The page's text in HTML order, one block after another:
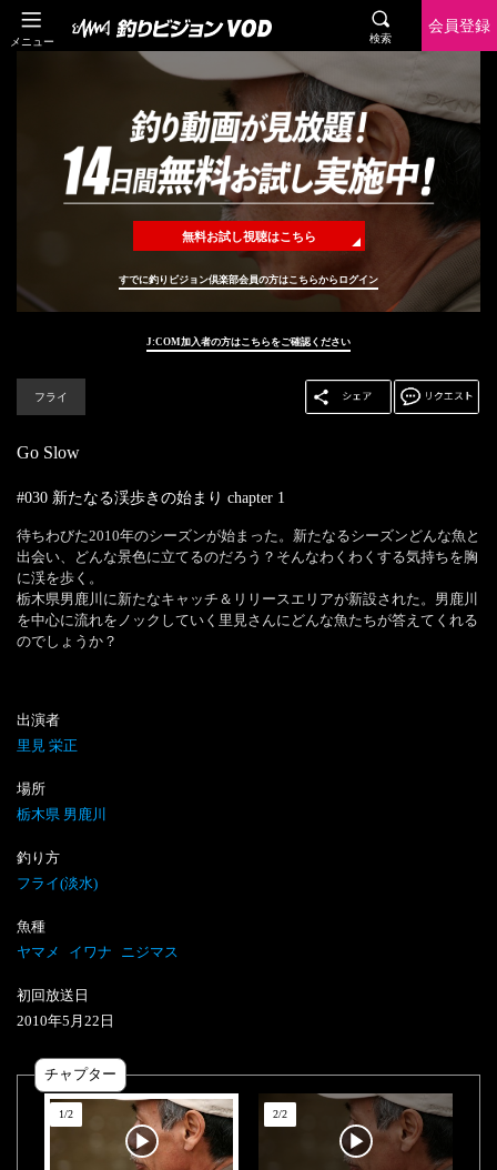
メニュー 検索
会員登録
無料お試し視聴はこちら
すでに釣りビジョン倶楽部会員の方はこちらからログイン
J:COM加入者の方はこちらをご確認ください
フライ
Go Slow
#030 新たなる渓歩きの始まり chapter 1
待ちわびた2010年のシーズンが始まった。新たなるシーズンどんな魚と
出会い、どんな景色に立てるのだろう？そんなわくわくする気持ちを胸
に渓を歩く。
栃木県男鹿川に新たなキャッチ＆リリースエリアが新設された。男鹿川
を中心に流れをノックしていく里見さんにどんな魚たちが答えてくれる
のでしょうか？
出演者
里見 栄正
場所
栃木県 男鹿川
釣り方
フライ(淡水)
魚種
ヤマメ
イワナ ニジマス
初回放送日
2010年5 月 22 日
チャプター
1/2 2/2